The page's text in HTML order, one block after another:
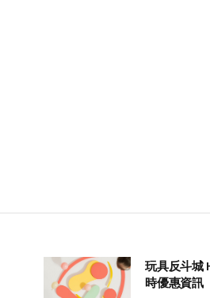
玩具反斗城
時優惠資訊